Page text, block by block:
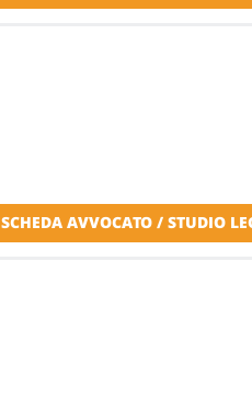
SCHEDA AVVOCATO / STUDIO